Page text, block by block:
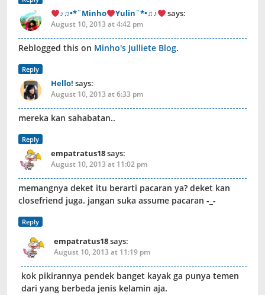
♪♫•*¨Minho Yulin¨*•♫♪ says:
August 10, 2013 at 4:42 pm
Reblogged this on Minho's Julliete Blog.
Reply
Hello! says:
August 10, 2013 at 6:33 pm
mereka kan sahabatan..
Reply
empatratus18says:
August 10, 2013 at 11:02 pm
memangnya deket itu berarti pacaran ya? deket kan
closefriend juga. jangan suka assume pacaran -_-
Reply
empatratus18says:
August 10, 2013 at 11:19 pm
kok pikirannya pendek banget kayak ga punya temen
dari yang berbeda jenis kelamin aja.